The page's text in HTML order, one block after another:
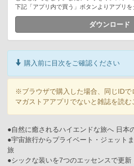
下記「アプリ内で買う」ボタンよりアプリを
ダウンロード
購入前に目次をご確認ください
※ブラウザで購入した場合、同じIDで
マガストアアプリでないと雑誌を読む
●自然に癒されるハイエンドな旅へ 日本
●宇宙旅行からプライベート・ジェット
旅
●シックな装いを7つのエッセンスで更